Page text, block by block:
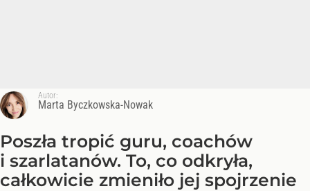
Autor:
Marta Byczkowska-Nowak
Poszła tropić guru, coachów
i szarlatanów. To, co odkryła,
całkowicie zmieniło jej spojrzenie